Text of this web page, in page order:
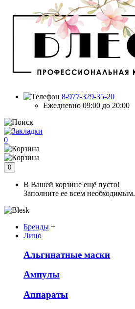
8-977-329-35-20
Ежедневно 09:00 до 20:00
0
0
В Вашей корзине ещё пусто!
Заполните ее всем необходимым.
Бренды +
Лицо
Альгинатные маски
Ампулы
Аппараты